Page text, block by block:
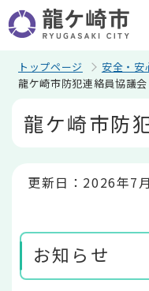
の
ペ
トップページ 安全・安
龍ケ崎市防犯連絡員協議会
龍ケ崎市防
更新日：2026年7
お知らせ